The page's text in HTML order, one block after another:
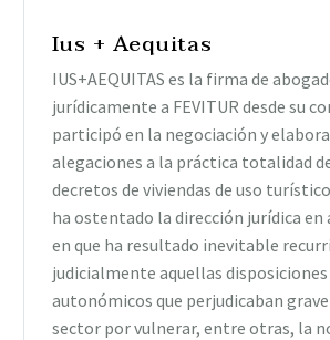
Ius + Aequitas
IUS+AEQUITAS es la firma de
jurídicamente a FEVITUR desde su
participó en la negociación y
alegaciones a la práctica totalidad
decretos de viviendas de uso
ha ostentado la dirección jurídica en
en que ha resultado inevitable
judicialmente aquellas
autonómicos que perjudicaban
sector por vulnerar, entre otras, la